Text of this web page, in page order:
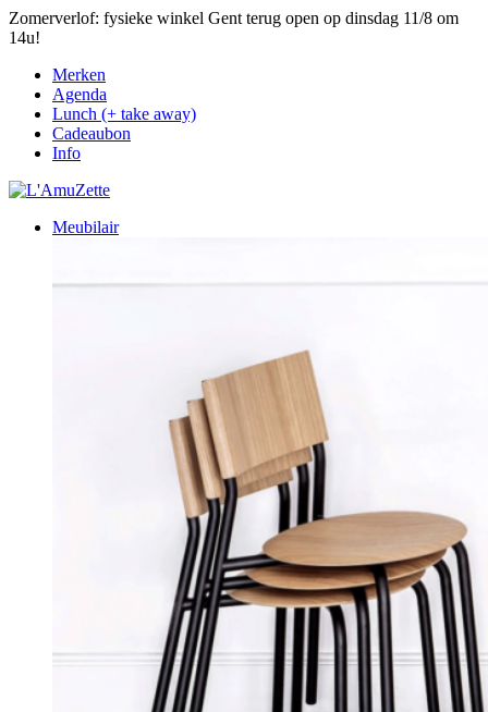
Zomerverlof: fysieke winkel Gent terug open op dinsdag 11/8 om
14u!
Merken
Agenda
Lunch (+ take away)
Cadeaubon
Info
Meubilair